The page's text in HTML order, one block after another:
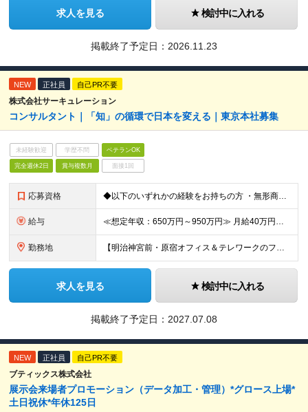
求人を見る 検討中に入れる
掲載終了予定日： 2026.11.23
NEW 正社員 自己PR不要
株式会社サーキュレーション
コンサルタント｜「知」の循環で日本を変える｜東京本社募集
未経験歓迎 学歴不問 ベテランOK
完全週休2日 賞与複数月 面接1回
応募資格 ◆以下のいずれかの経験をお持ちの方 ・無形商材での法人営業経験（業界・業種・不問）※目安3年以上※ ・顧客に提案することで潜在ニーズを見出す営業活動をしてきた経験（課題解決型の提案営業） 【求める人
給与 ≪想定年収：650万円～950万円≫ 月給40万円～58万円 ※賞与：年3.5ヶ月（会社業績・個人評価によって変動） ※入社後1年経過したタイミングでインセンティブ給へ移行致します ※入社時の月給額は
勤務地 【明治神宮前・原宿オフィス＆テレワークのフレキシブルワークを導入】 東京都渋谷区神宮前3-21-5 サーキュレーションビル ForPro ★多様な働き方を推進 出社とテレワークを組み合わせたフレキシ
求人を見る 検討中に入れる
掲載終了予定日： 2027.07.08
NEW 正社員 自己PR不要
ブティックス株式会社
展示会来場者プロモーション（データ加工・管理）*グロース上場*
土日祝休*年休125日